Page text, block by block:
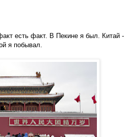
есть факт. В Пекине я был. Китай -
я побывал.